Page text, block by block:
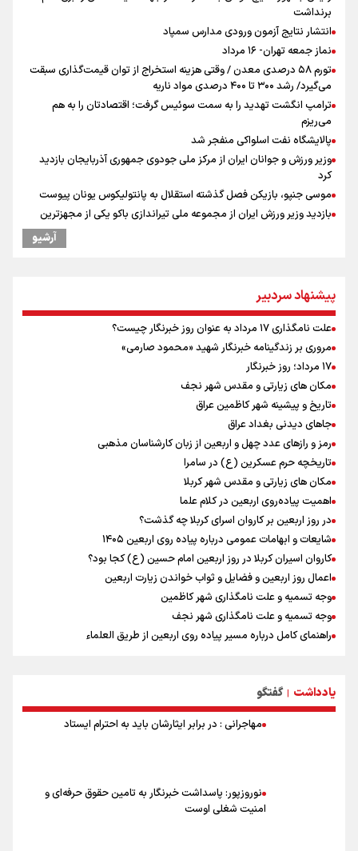
برنداشت
انتشار نتایج آزمون ورودی مدارس سمپاد
نماز جمعه تهران- ۱۶ مرداد
تورم ۵۸ درصدی معدن / وقتی هزینه استخراج از توان قیمت‌گذاری سبقت
می‌گیرد/ رشد ۳۰۰ تا ۴۰۰ درصدی مواد ناریه
ترامپ انگشت تهدید را به سمت سوئیس گرفت؛ اقتصادتان را به هم
می‌ریزم
پالایشگاه نفت اسلواکی منفجر شد
وزیر ورزش و جوانان ایران از مرکز ملی جودوی جمهوری آذربایجان بازدید
کرد
موسی جنپو، بازیکن فصل گذشته استقلال به پانتولیکوس یونان پیوست
بازدید وزیر ورزش ایران از مجموعه ملی تیراندازی باکو یکی از مجهزترین
پزشکیان: مذاکره به معنای تسلیم نیست/ دولت برای خدمت به مردم
خواهد ایستاد/ هیچ اختلافی میان دولت و نیروهای مسلح وجود ندارد
خبر سخنگوی کمیسیون امنیت از توافق در چارچوب کلی مذاکرات ایران و
عمان بر سر تنگه هرمز
خطیب جمعه تهران: دشمن شکست مفتضحانه خورده و به التماس افتاده،
ادبیات باخت را هم بلد نیست
مهم
آرشیو
پیشنهاد سردبیر
علت نامگذاری ۱۷ مرداد به عنوان روز خبرنگار چیست؟
مروری بر زندگینامه خبرنگار شهید «محمود صارمی»
۱۷ مرداد؛ روز خبرنگار
مکان های زیارتی و مقدس شهر نجف
تاریخ و پیشینه شهر کاظمین عراق
جاهای دیدنی بغداد عراق
رمز و رازهای عدد چهل و اربعین از زبان کارشناسان مذهبی
تاریخچه حرم عسکرین (ع) در سامرا
مکان های زیارتی و مقدس شهر کربلا
اهمیت پیاده‌روی اربعین در کلام علما
در روز اربعین بر کاروان اسرای کربلا چه گذشت؟
شایعات و ابهامات عمومی درباره پیاده روی اربعین ۱۴۰۵
کاروان اسیران کربلا در روز اربعین امام حسین (ع) کجا بود؟
اعمال روز اربعین و فضایل و ثواب خواندن زیارت اربعین
وجه تسمیه و علت نامگذاری شهر کاظمین
وجه تسمیه و علت نامگذاری شهر نجف
راهنمای کامل درباره مسیر پیاده روی اربعین از طریق العلماء
بهترین موکب‌های ایرانی در پیاده روی اربعین ۱۴۰۵
یادداشت | گفتگو
مهاجرانی : در برابر ایثارشان باید به احترام ایستاد
نوروزپور: پاسداشت خبرنگار به تامین حقوق حرفه‌ای و
امنیت شغلی اوست